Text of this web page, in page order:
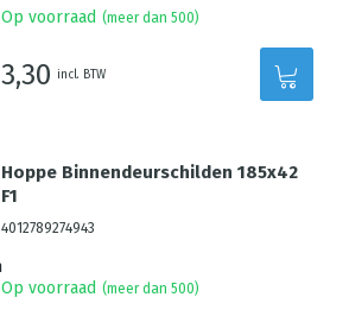
Op voorraad (meer dan 500)
3,30 incl. BTW
Hoppe Binnendeurschilden 185x42
F1
4012789274943
Op voorraad (meer dan 500)